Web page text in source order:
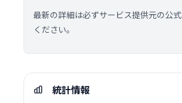
最新の詳細は必ずサービス提供元の公
ください。
統計情報